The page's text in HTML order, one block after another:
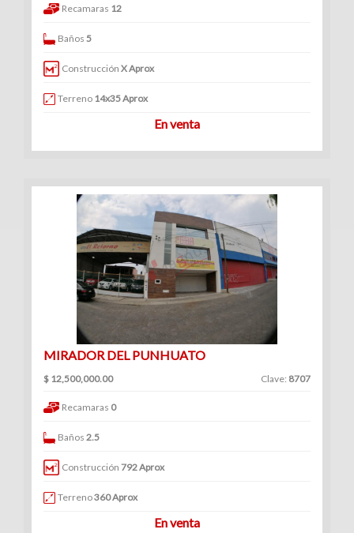
Recamaras 12
Baños5
Construcción X Aprox
Terreno 14x35 Aprox
En venta
MIRADOR DEL PUNHUATO
$ 12,500,000.00 Clave: 8707
Recamaras 0
Baños2.5
Construcción 792 Aprox
Terreno360 Aprox
En venta